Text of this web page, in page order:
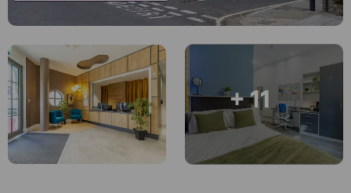
Chinese
Español
Català
Deutsch
+ 11